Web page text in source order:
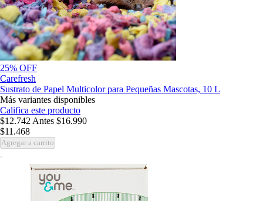
25% OFF
Carefresh
Sustrato de Papel Multicolor para Pequeñas Mascotas, 10 L
Más variantes disponibles
Califica este producto
$12.742 Antes $16.990
$11.468
Agregar a carrito